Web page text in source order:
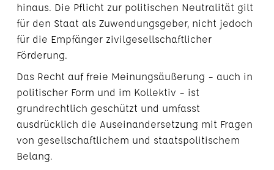
hinaus. Die Pflicht zur politischen Neutralität gilt
für den Staat als Zuwendungsgeber, nicht jedoch
für die Empfänger zivilgesellschaftlicher
Förderung.
Das Recht auf freie Meinungsäußerung – auch in
politischer Form und im Kollektiv – ist
grundrechtlich geschützt und umfasst
ausdrücklich die Auseinandersetzung mit Fragen
von gesellschaftlichem und staatspolitischem
Belang.